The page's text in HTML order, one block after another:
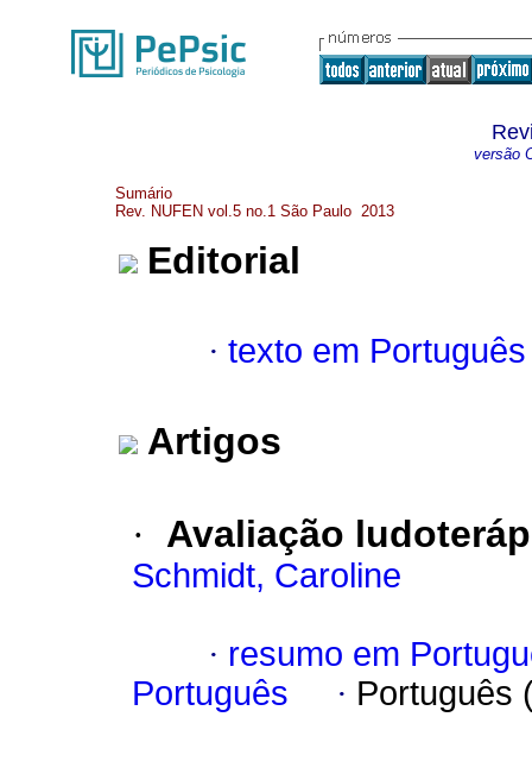
versão
Sumário
Rev. NUFEN vol.5 no.1 São Paulo 2013
Editorial
· texto em Português
Artigos
· Avaliação
Schmidt, Caroline
· resumo em
Português
· Português